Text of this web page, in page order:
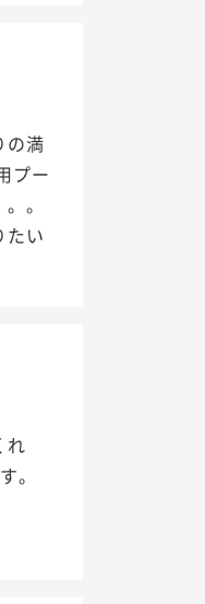
の満
プー
。
たい
れ
。